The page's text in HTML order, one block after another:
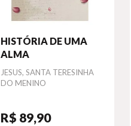
HISTÓRIA DE UMA
ALMA
Autor
JESUS, SANTA TERESINHA
DO MENINO
R$ 89,90